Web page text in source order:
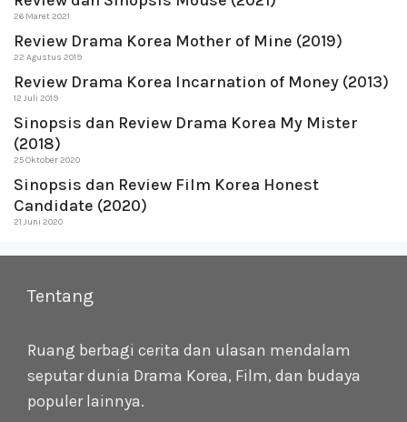
26 Maret 2021
Review Drama Korea Mother of Mine (2019)
22 Agustus 2019
Review Drama Korea Incarnation of Money (2013)
12 Juli 2019
Sinopsis dan Review Drama Korea My Mister
(2018)
25 Oktober 2020
Sinopsis dan Review Film Korea Honest
Candidate (2020)
21 Juni 2020
Tentang
Ruang berbagi cerita dan ulasan mendalam
seputar dunia Drama Korea, Film, dan budaya
populer lainnya.